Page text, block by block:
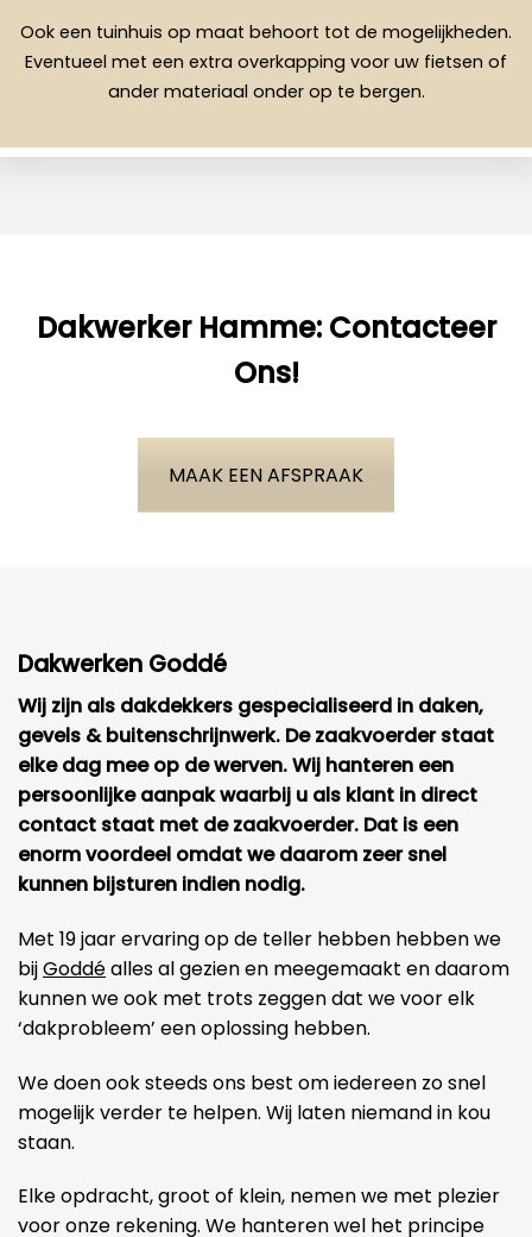
Ook een tuinhuis op maat behoort tot de mogelijkheden.
Eventueel met een extra overkapping voor uw fietsen of
ander materiaal onder op te bergen.
Dakwerker Hamme: Contacteer
Ons!
MAAK EEN AFSPRAAK
Dakwerken Goddé
Wij zijn als dakdekkers gespecialiseerd in daken,
gevels & buitenschrijnwerk. De zaakvoerder staat
elke dag mee op de werven. Wij hanteren een
persoonlijke aanpak waarbij u als klant in direct
contact staat met de zaakvoerder. Dat is een
enorm voordeel omdat we daarom zeer snel
kunnen bijsturen indien nodig.
Met 19 jaar ervaring op de teller hebben hebben we
bijGoddéalles al gezien en meegemaakt en daarom
kunnen we ook met trots zeggen dat we voor elk
‘dakprobleem’ een oplossing hebben.
We doen ook steeds ons best om iedereen zo snel
mogelijk verder te helpen. Wij laten niemand in kou
staan.
Elke opdracht, groot of klein, nemen we met plezier
voor onze rekening. We hanteren wel het principe